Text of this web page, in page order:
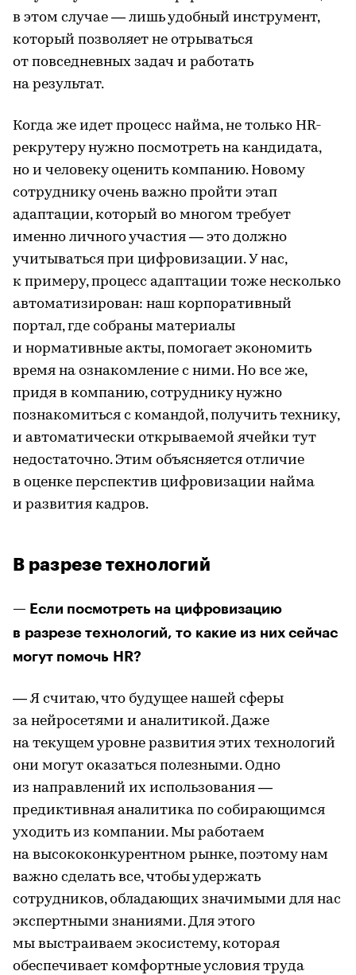
в этом случае — лишь удобный инструмент,
который позволяет не отрываться
от повседневных задач и работать
на результат.
Когда же идет процесс найма, не только HR-
рекрутеру нужно посмотреть на кандидата,
но и человеку оценить компанию. Новому
сотруднику очень важно пройти этап
адаптации, который во многом требует
именно личного участия — это должно
учитываться при цифровизации. У нас,
к примеру, процесс адаптации тоже несколько
автоматизирован: наш корпоративный
портал, где собраны материалы
и нормативные акты, помогает экономить
время на ознакомление с ними. Но все же,
придя в компанию, сотруднику нужно
познакомиться с командой, получить технику,
и автоматически открываемой ячейки тут
недостаточно. Этим объясняется отличие
в оценке перспектив цифровизации найма
и развития кадров.
В разрезе технологий
— Если посмотреть на цифровизацию
в разрезе технологий, то какие из них сейчас
могут помочь HR?
— Я считаю, что будущее нашей сферы
за нейросетями и аналитикой. Даже
на текущем уровне развития этих технологий
они могут оказаться полезными. Одно
из направлений их использования —
предиктивная аналитика по собирающимся
уходить из компании. Мы работаем
на высококонкурентном рынке, поэтому нам
важно сделать все, чтобы удержать
сотрудников, обладающих значимыми для нас
экспертными знаниями. Для этого
мы выстраиваем экосистему, которая
обеспечивает комфортные условия труда